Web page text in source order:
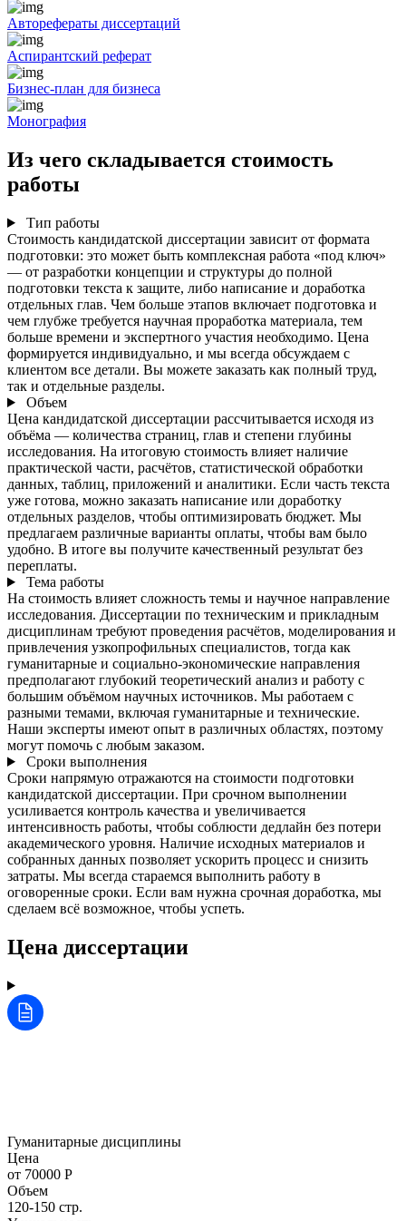
Авторефераты диссертаций
Аспирантский реферат
Бизнес-план для бизнеса
Монография
Из чего складывается стоимость
работы
Тип работы
Стоимость кандидатской диссертации зависит от формата
подготовки: это может быть комплексная работа «под ключ»
— от разработки концепции и структуры до полной
подготовки текста к защите, либо написание и доработка
отдельных глав. Чем больше этапов включает подготовка и
чем глубже требуется научная проработка материала, тем
больше времени и экспертного участия необходимо. Цена
формируется индивидуально, и мы всегда обсуждаем с
клиентом все детали. Вы можете заказать как полный труд,
так и отдельные разделы.
Объем
Цена кандидатской диссертации рассчитывается исходя из
объёма — количества страниц, глав и степени глубины
исследования. На итоговую стоимость влияет наличие
практической части, расчётов, статистической обработки
данных, таблиц, приложений и аналитики. Если часть текста
уже готова, можно заказать написание или доработку
отдельных разделов, чтобы оптимизировать бюджет. Мы
предлагаем различные варианты оплаты, чтобы вам было
удобно. В итоге вы получите качественный результат без
переплаты.
Тема работы
На стоимость влияет сложность темы и научное направление
исследования. Диссертации по техническим и прикладным
дисциплинам требуют проведения расчётов, моделирования и
привлечения узкопрофильных специалистов, тогда как
гуманитарные и социально-экономические направления
предполагают глубокий теоретический анализ и работу с
большим объёмом научных источников. Мы работаем с
разными темами, включая гуманитарные и технические.
Наши эксперты имеют опыт в различных областях, поэтому
могут помочь с любым заказом.
Сроки выполнения
Сроки напрямую отражаются на стоимости подготовки
кандидатской диссертации. При срочном выполнении
усиливается контроль качества и увеличивается
интенсивность работы, чтобы соблюсти дедлайн без потери
академического уровня. Наличие исходных материалов и
собранных данных позволяет ускорить процесс и снизить
затраты. Мы всегда стараемся выполнить работу в
оговоренные сроки. Если вам нужна срочная доработка, мы
сделаем всё возможное, чтобы успеть.
Цена диссертации
Гуманитарные дисциплины
Цена
от 70000 Р
Объем
120-150 стр.